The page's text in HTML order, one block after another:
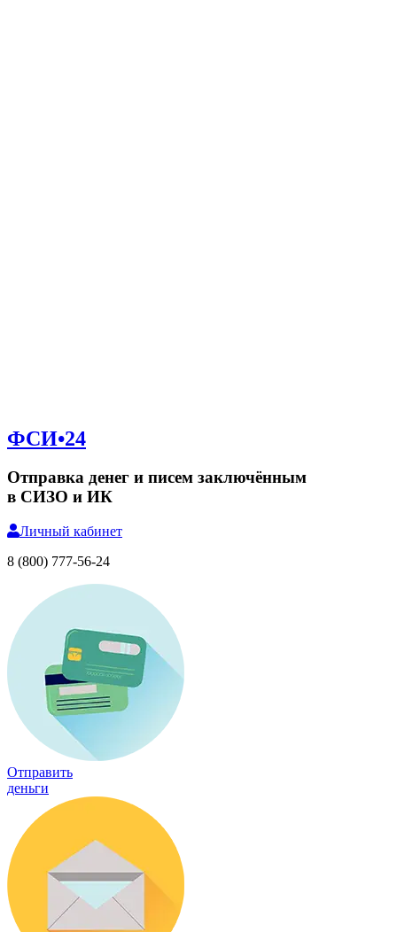
ФСИ•24
Отправка денег и писем заключённым
в СИЗО и ИК
Личный кабинет
8 (800) 777-56-24
Отправить
деньги